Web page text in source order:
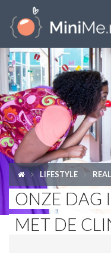
ZWANGER WORDEN
ZWANGER
BABY
PEUTER
KIND
LIFESTYLE
LIFESTYLE
ONZE DAG
MET DE